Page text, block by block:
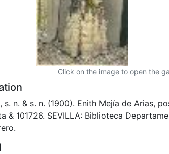
Click on the image to open the
s. n. & s. n. (1900). Enith Mejía de Arias,
& 101726. SEVILLA: Biblioteca